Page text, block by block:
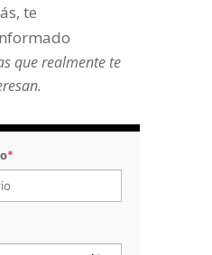
te
que realmente te
*